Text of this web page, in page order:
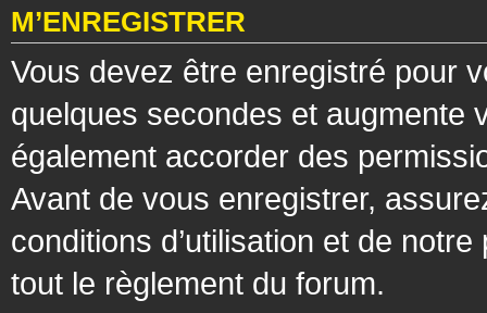
M’ENREGISTRER
Vous devez être enregistré pour
quelques secondes et augmente
également accorder des
Avant de vous enregistrer,
conditions d’utilisation et de
tout le règlement du forum.